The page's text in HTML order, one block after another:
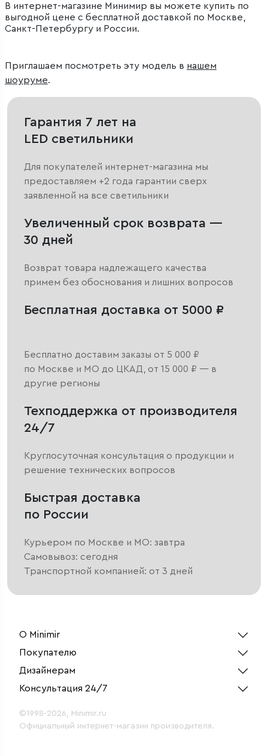
В интернет-магазине Минимир вы можете купить по
выгодной цене с бесплатной доставкой по Москве,
Санкт-Петербургу и России.
Приглашаем посмотреть эту модель в нашем
шоуруме.
Гарантия 7 лет на
LED светильники
Для покупателей интернет-магазина мы
предоставляем +2 года гарантии сверх
заявленной на все светильники
Увеличенный срок возврата —
30 дней
Возврат товара надлежащего качества
примем без обоснования и лишних вопросов
Бесплатная доставка от 5000 ₽
Бесплатно доставим заказы от 5 000 ₽
по Москве и МО до ЦКАД, от 15 000 ₽ — в
другие регионы
Техподдержка от производителя
24/7
Круглосуточная консультация о продукции и
решение технических вопросов
Быстрая доставка
по России
Курьером по Москве и МО: завтра
Самовывоз: сегодня
Транспортной компанией: от 3 дней
О Minimir
Покупателю
Дизайнерам
Консультация 24/7
©1998-2026, Minimir.ru
Официальный интернет-магазин производителя.